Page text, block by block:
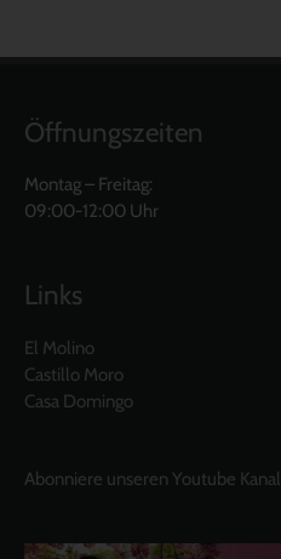
Öffnungszeiten
Montag – Freitag:
09:00-12:00 Uhr
Links
El Molino
Castillo Moro
Casa Domingo
Abonniere unseren Youtube Kanal